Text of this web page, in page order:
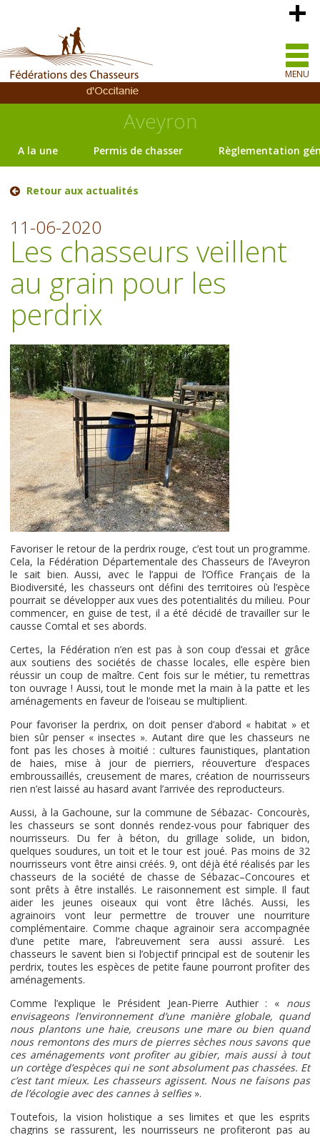
MENU
Aveyron
A la une Permis de chasser Règlementation
Retour aux actualités
11-06-2020
Les chasseurs veillent
au grain pour les
perdrix
Favoriser le retour de la perdrix rouge, c’est tout un programme.
Cela, la Fédération Départementale des Chasseurs de l’Aveyron
le sait bien. Aussi, avec le l’appui de l’Office Français de la
Biodiversité, les chasseurs ont défini des territoires où l’espèce
pourrait se développer aux vues des potentialités du milieu. Pour
commencer, en guise de test, il a été décidé de travailler sur le
causse Comtal et ses abords.
Certes, la Fédération n’en est pas à son coup d’essai et grâce
aux soutiens des sociétés de chasse locales, elle espère bien
réussir un coup de maître. Cent fois sur le métier, tu remettras
ton ouvrage ! Aussi, tout le monde met la main à la patte et les
aménagements en faveur de l’oiseau se multiplient.
Pour favoriser la perdrix, on doit penser d’abord « habitat » et
bien sûr penser « insectes ». Autant dire que les chasseurs ne
font pas les choses à moitié : cultures faunistiques, plantation
de haies, mise à jour de pierriers, réouverture d’espaces
embroussaillés, creusement de mares, création de nourrisseurs
rien n’est laissé au hasard avant l’arrivée des reproducteurs.
Aussi, à la Gachoune, sur la commune de Sébazac- Concourès,
les chasseurs se sont donnés rendez-vous pour fabriquer des
nourrisseurs. Du fer à béton, du grillage solide, un bidon,
quelques soudures, un toit et le tour est joué. Pas moins de 32
nourrisseurs vont être ainsi créés. 9, ont déjà été réalisés par les
chasseurs de la société de chasse de Sébazac–Concoures et
sont prêts à être installés. Le raisonnement est simple. Il faut
aider les jeunes oiseaux qui vont être lâchés. Aussi, les
agrainoirs vont leur permettre de trouver une nourriture
complémentaire. Comme chaque agrainoir sera accompagnée
d’une petite mare, l’abreuvement sera aussi assuré. Les
chasseurs le savent bien si l’objectif principal est de soutenir les
perdrix, toutes les espèces de petite faune pourront profiter des
aménagements.
Comme l’explique le Président Jean-Pierre Authier : « nous
envisageons l’environnement d’une manière globale, quand
nous plantons une haie, creusons une mare ou bien quand
nous remontons des murs de pierres sèches nous savons que
ces aménagements vont profiter au gibier, mais aussi à tout
un cortège d’espèces qui ne sont absolument pas chassées. Et
c’est tant mieux. Les chasseurs agissent. Nous ne faisons pas
de l’écologie avec des cannes à selfies».
Toutefois, la vision holistique a ses limites et que les esprits
chagrins se rassurent, les nourrisseurs ne profiteront pas au